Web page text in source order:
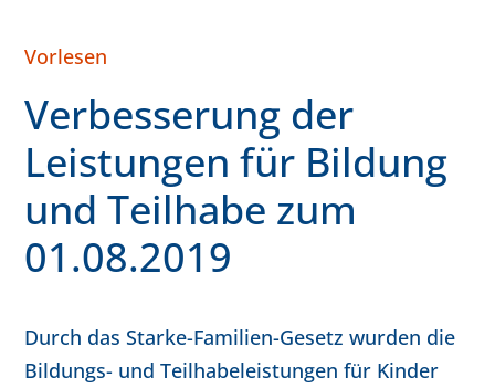
Vorlesen
Verbesserung der
Leistungen für Bildung
und Teilhabe zum
01.08.2019
Durch das Starke-Familien-Gesetz wurden die
Bildungs- und Teilhabeleistungen für Kinder